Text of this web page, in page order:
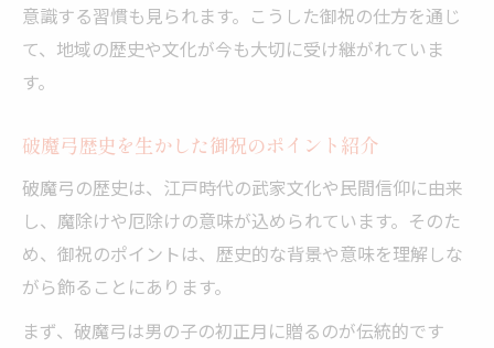
意識する習慣も見られます。こうした御祝の仕方を通じ
て、地域の歴史や文化が今も大切に受け継がれていま
す。
破魔弓歴史を生かした御祝のポイント紹介
破魔弓の歴史は、江戸時代の武家文化や民間信仰に由来
し、魔除けや厄除けの意味が込められています。そのた
め、御祝のポイントは、歴史的な背景や意味を理解しな
がら飾ることにあります。
まず、破魔弓は男の子の初正月に贈るのが伝統的です